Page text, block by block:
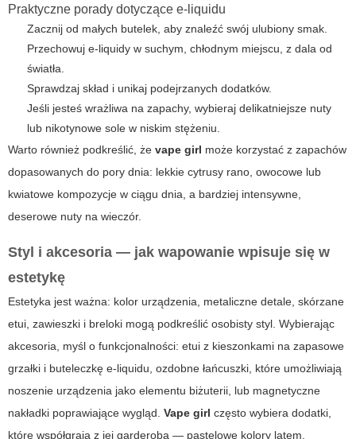
Praktyczne porady dotyczące e-liquidu
Zacznij od małych butelek, aby znaleźć swój ulubiony smak.
Przechowuj e-liquidy w suchym, chłodnym miejscu, z dala od
światła.
Sprawdzaj skład i unikaj podejrzanych dodatków.
Jeśli jesteś wrażliwa na zapachy, wybieraj delikatniejsze nuty
lub nikotynowe sole w niskim stężeniu.
Warto również podkreślić, że vape girl może korzystać z zapachów
dopasowanych do pory dnia: lekkie cytrusy rano, owocowe lub
kwiatowe kompozycje w ciągu dnia, a bardziej intensywne,
deserowe nuty na wieczór.
Styl i akcesoria — jak wapowanie wpisuje się w
estetykę
Estetyka jest ważna: kolor urządzenia, metaliczne detale, skórzane
etui, zawieszki i breloki mogą podkreślić osobisty styl. Wybierając
akcesoria, myśl o funkcjonalności: etui z kieszonkami na zapasowe
grzałki i buteleczkę e-liquidu, ozdobne łańcuszki, które umożliwiają
noszenie urządzenia jako elementu biżuterii, lub magnetyczne
nakładki poprawiające wygląd. Vape girl często wybiera dodatki,
które współgrają z jej garderobą — pastelowe kolory latem,